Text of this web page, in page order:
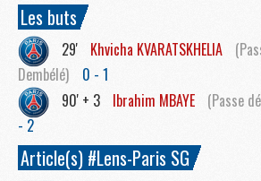
Les buts
29' Khvicha KVARATSKHELIA
Dembélé)
0 - 1
90' + 3
Ibrahim MBAYE (Passe
- 2
Article(s) #Lens-Paris SG